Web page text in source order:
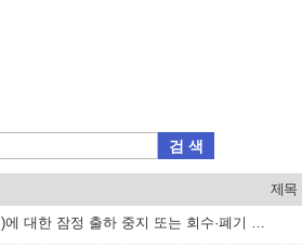
검 색
제목
미래바이오제약(주)에 대한 잠정 출하 중지 또는 회수·폐기 등 명령하고, 속보 배포